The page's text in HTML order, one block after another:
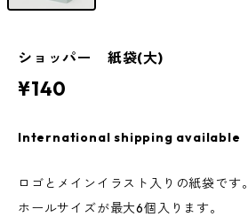
ショッパー 紙袋(大)
¥140
International shipping available
ロゴとメインイラスト入りの紙袋です。
ホールサイズが最大6個入ります。